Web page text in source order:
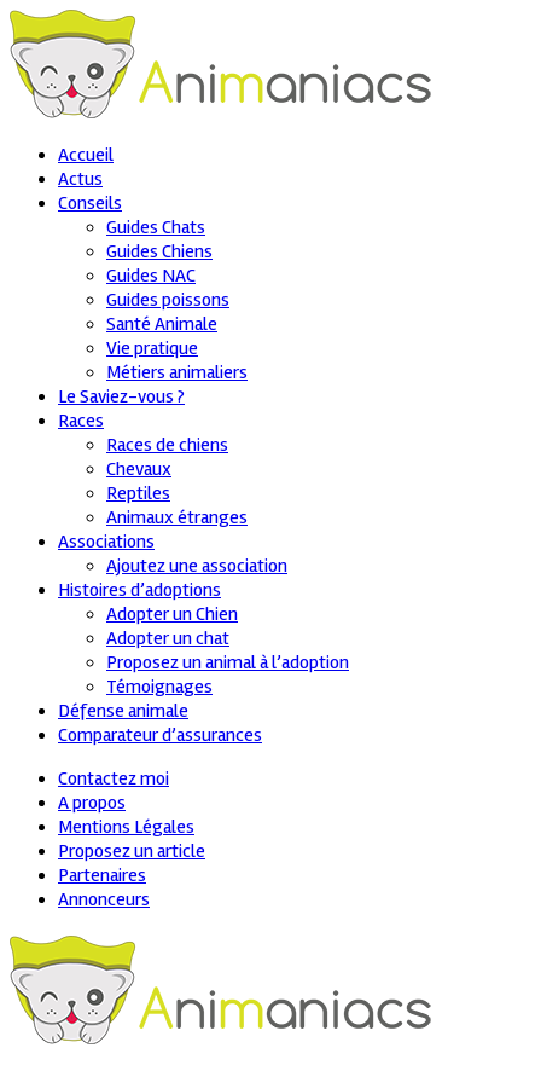
Accueil
Actus
Conseils
Guides Chats
Guides Chiens
Guides NAC
Guides poissons
Santé Animale
Vie pratique
Métiers animaliers
Le Saviez-vous ?
Races
Races de chiens
Chevaux
Reptiles
Animaux étranges
Associations
Ajoutez une association
Histoires d’adoptions
Adopter un Chien
Adopter un chat
Proposez un animal à l’adoption
Témoignages
Défense animale
Comparateur d’assurances
Contactez moi
A propos
Mentions Légales
Proposez un article
Partenaires
Annonceurs